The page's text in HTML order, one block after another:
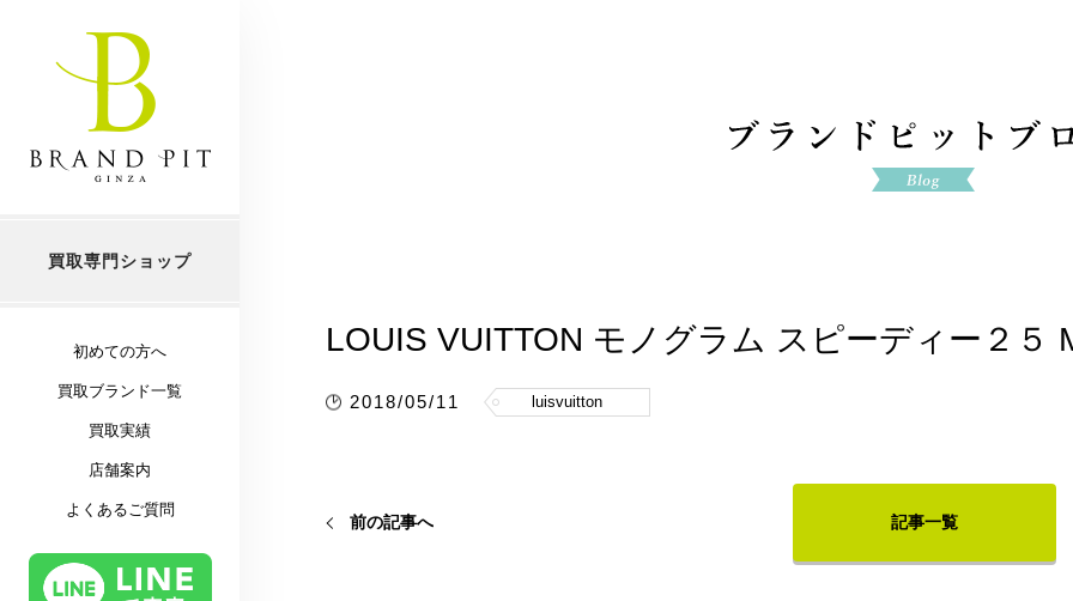
買取専門ショップ
初めての方へ
買取ブランド一覧
買取実績
店舗案内
よくあるご質問
LOUIS VUITTON モノグラム スピーディー２５
2018/05/11 luisvuitton
前の記事へ 記事一覧